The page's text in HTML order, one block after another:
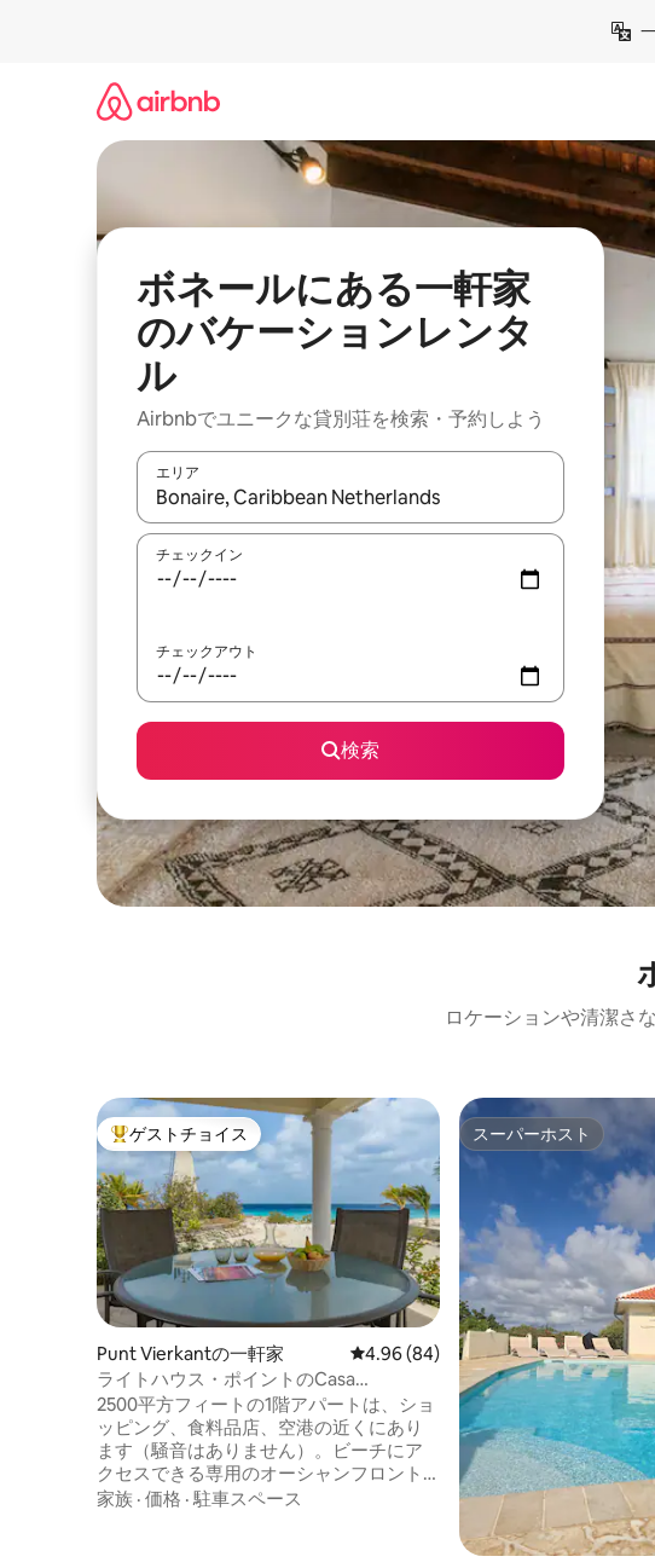
ボネールにある一軒家
のバケーションレンタ
ル
Airbnbでユニークな貸別荘を検索・予約しよう
エリア
検索結果が表示されたら、上下の矢印キーを使って移動するか
チェックイン
チェックアウト
検索
ロケーションや清潔さ
大好評のゲストチョイスです。
ゲストチョイス
Punt Vierkantの一軒家 レビュー84件、5つ星中4.96つ星の
4.96 (84)
ライトハウス・ポイントのCasa
Grande、 海辺の楽園
2500平方フィートの1階アパートは、ショ
ッピング、食料品店、空港の近くにあり
ます（騒音はありません）。ビーチにア
クセスできる専用のオーシャンフロント
の物件にあります。 美しい古い灯台と海
家族 · 価格 ·駐車スペース
スーパーホスト
スーパーホスト